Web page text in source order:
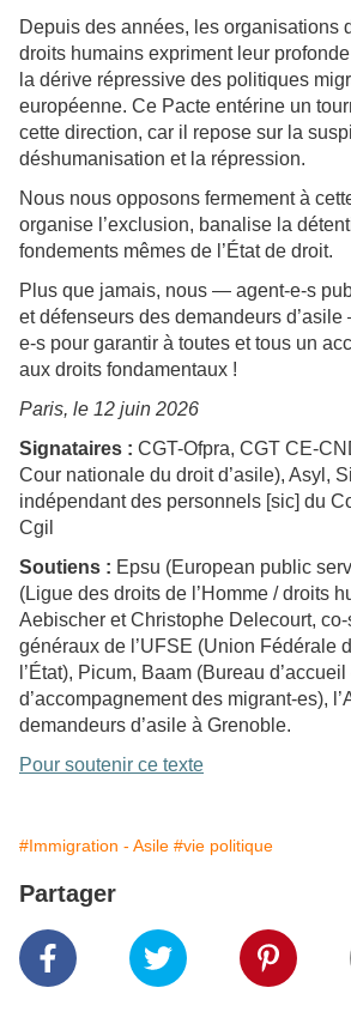
Depuis des années, les organisations
droits humains expriment leur
la dérive répressive des politiques
européenne. Ce Pacte entérine un
cette direction, car il repose sur la
déshumanisation et la répression.
Nous nous opposons fermement à
organise l’exclusion, banalise la
fondements mêmes de l’État de droit.
Plus que jamais, nous — agent-e-s
et défenseurs des demandeurs
e-s pour garantir à toutes et tous un
aux droits fondamentaux !
Paris, le 12 juin 2026
Signataires : CGT-Ofpra, CGT CE-
Cour nationale du droit d’asile), Asyl,
indépendant des personnels [sic] du
Cgil
Soutiens : Epsu (European public
(Ligue des droits de l’Homme / droits
Aebischer et Christophe Delecourt,
généraux de l’UFSE (Union Fédérale
l’État), Picum, Baam (Bureau d’accueil
d’accompagnement des migrant-es),
demandeurs d’asile à Grenoble.
Pour soutenir ce texte
#Immigration - Asile #vie politique
Partager